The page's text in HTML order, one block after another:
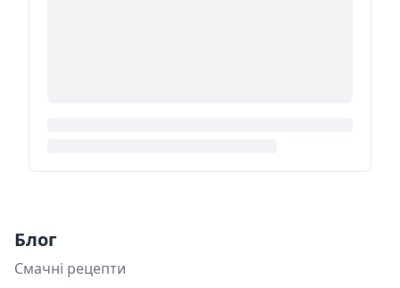
Блог
Смачні рецепти